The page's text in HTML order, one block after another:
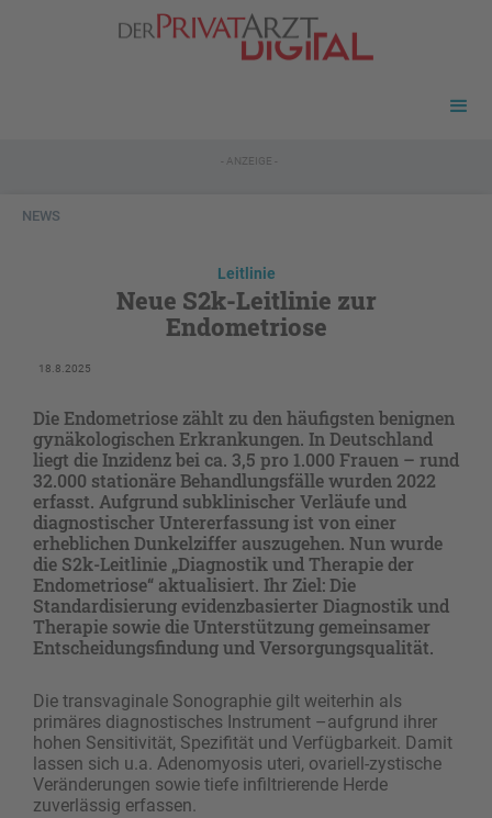
- ANZEIGE -
NEWS
Leitlinie
Neue S2k-Leitlinie zur
Endometriose
18.8.2025
Die Endometriose zählt zu den häufigsten benignen
gynäkologischen Erkrankungen. In Deutschland
liegt die Inzidenz bei ca. 3,5 pro 1.000 Frauen – rund
32.000 stationäre Behandlungsfälle wurden 2022
erfasst. Aufgrund subklinischer Verläufe und
diagnostischer Untererfassung ist von einer
erheblichen Dunkelziffer auszugehen. Nun wurde
die S2k-Leitlinie „Diagnostik und Therapie der
Endometriose“ aktualisiert. Ihr Ziel: Die
Standardisierung evidenzbasierter Diagnostik und
Therapie sowie die Unterstützung gemeinsamer
Entscheidungsfindung und Versorgungsqualität.
Die transvaginale Sonographie gilt weiterhin als
primäres diagnostisches Instrument –aufgrund ihrer
hohen Sensitivität, Spezifität und Verfügbarkeit. Damit
lassen sich u.a. Adenomyosis uteri, ovariell-zystische
Veränderungen sowie tiefe infiltrierende Herde
zuverlässig erfassen.